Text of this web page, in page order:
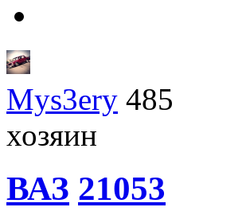
Mys3ery 485
хозяин
ВАЗ 21053